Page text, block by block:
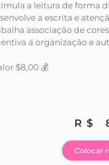
a leitura de forma
a escrita e
associação de
a organização e
$8,00 💰
R$
Colocar